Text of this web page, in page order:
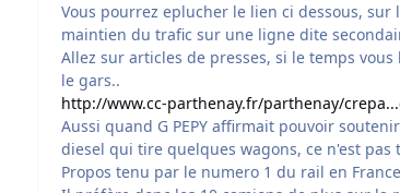
Vous pourrez eplucher le lien ci dessous,
maintien du trafic sur une ligne dite
Allez sur articles de presses, si le temps
le gars..
http://www.cc-parthenay.fr/parthenay/
Aussi quand G PEPY affirmait pouvoir
diesel qui tire quelques wagons, ce n'est
Propos tenu par le numero 1 du rail en